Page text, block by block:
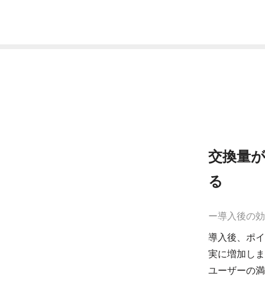
交換量
る
ー導入後の
導入後、ポ
実に増加し
ユーザーの